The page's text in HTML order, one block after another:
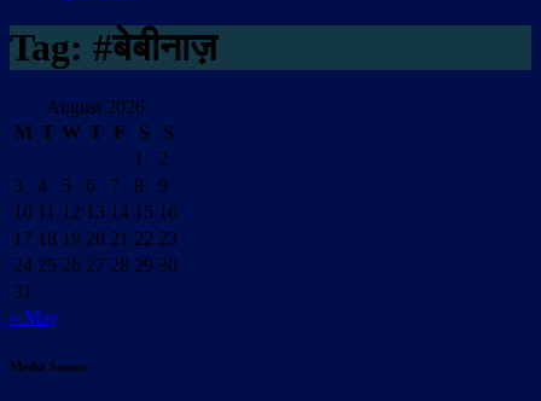
Tag: #बेबीनाज़
August 2026
M T W T F S
S
1
2
3
4 5 6 7 8
9
10 11 12 13 14 15 16
17 18 19 20 21 22 23
24 25 26 27 28 29 30
31
« May
Media Sansar